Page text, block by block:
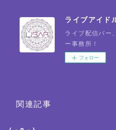
ライブアイド
ライブ配信バー
ー事務所！
フォロー
関連記事